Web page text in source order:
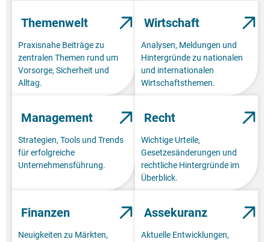
Themenwelt
Praxisnahe Beiträge zu
zentralen Themen rund um
Vorsorge, Sicherheit und
Alltag.
Wirtschaft
Analysen, Meldungen und
Hintergründe zu nationalen
und internationalen
Wirtschaftsthemen.
Management
Strategien, Tools und Trends
für erfolgreiche
Unternehmensführung.
Recht
Wichtige Urteile,
Gesetzesänderungen und
rechtliche Hintergründe im
Überblick.
Finanzen
Neuigkeiten zu Märkten,
Assekuranz
Aktuelle Entwicklungen,